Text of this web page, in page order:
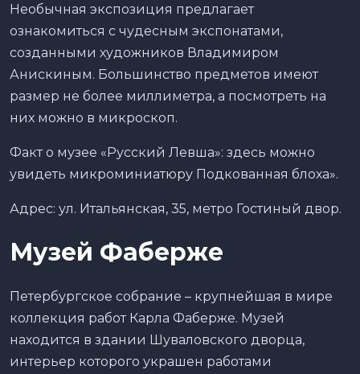
Необычная экспозиция предлагает
ознакомиться с чудесным экспонатами,
созданными художников Владимиром
Анискиным. Большинство предметов имеют
размер не более миллиметра, а посмотреть на
них можно в микроскоп.
Факт о музее «Русский Левша»: здесь можно
увидеть микроминиатюру Подкованная блоха».
Адрес: ул. Итальянская, 35, метро Гостиный двор.
Музей Фаберже
Петербургское собрание – крупнейшая в мире
коллекция работ Карла Фаберже. Музей
находится в здании Шуваловского дворца,
интерьер которого украшен работами